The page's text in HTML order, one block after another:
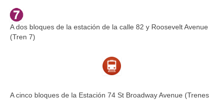
A dos bloques de la estación de la calle 82 y Roosevelt Avenue
(Tren 7)
A cinco bloques de la Estación 74 St Broadway Avenue (Trenes